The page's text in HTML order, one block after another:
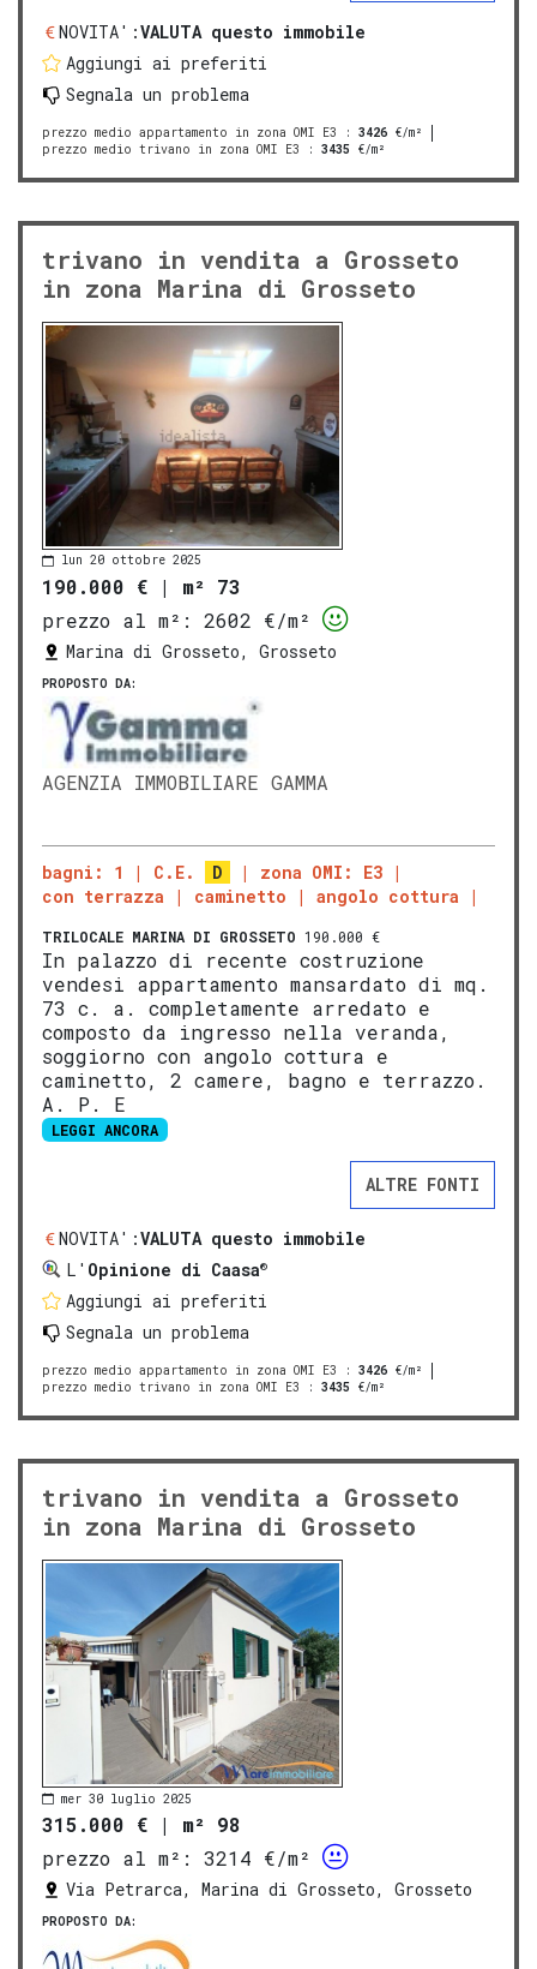
NOVITA':VALUTA questo immobile
Aggiungi ai preferiti
Segnala un problema
prezzo medio appartamento in zona OMI E3 : 3426 €/m²
prezzo medio trivano in zona OMI E3 : 3435 €/m²
trivano in vendita a Grosseto
in zona Marina di Grosseto
lun 20 ottobre 2025
190.000 € | m² 73
prezzo al m²:
2602 €/m²
Marina di Grosseto, Grosseto
PROPOSTO DA:
AGENZIA IMMOBILIARE GAMMA
bagni: 1 C.E. D
zona OMI: E3
con terrazza
caminetto angolo cottura
TRILOCALE MARINA DI GROSSETO 190.000 €
In palazzo di recente costruzione
vendesi appartamento mansardato di mq.
73 c. a. completamente arredato e
composto da ingresso nella veranda,
soggiorno con angolo cottura e
caminetto, 2 camere, bagno e terrazzo.
A. P. E
LEGGI ANCORA
ALTRE FONTI
NOVITA':VALUTA questo immobile
L' Opinione di Caasa®
Aggiungi ai preferiti
Segnala un problema
prezzo medio appartamento in zona OMI E3 : 3426 €/m²
prezzo medio trivano in zona OMI E3 : 3435 €/m²
trivano in vendita a Grosseto
in zona Marina di Grosseto
mer 30 luglio 2025
315.000 € | m² 98
prezzo al m²:
3214 €/m²
Via Petrarca, Marina di Grosseto, Grosseto
PROPOSTO DA: